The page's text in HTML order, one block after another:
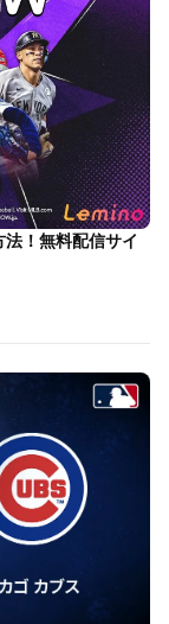
！無料配信サイ